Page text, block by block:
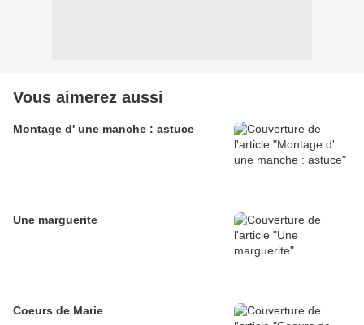
Vous aimerez aussi
Montage d' une manche : astuce
Une marguerite
Coeurs de Marie